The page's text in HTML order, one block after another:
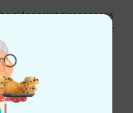
side pocket zipper opens
from the top, it would be
the
MELDEN